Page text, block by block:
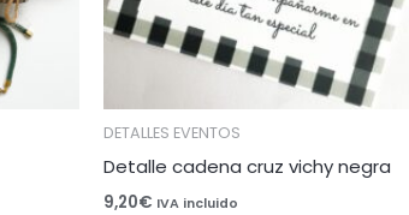
DETALLES EVENTOS
Detalle cadena cruz vichy negra
9,20€ IVA incluido